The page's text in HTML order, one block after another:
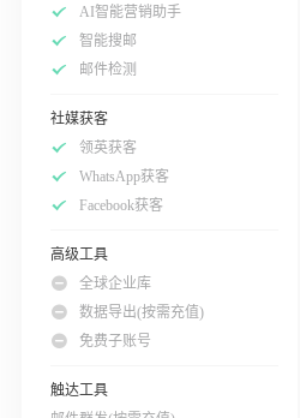
AI智能营销助手
智能搜邮
邮件检测
社媒获客
领英获客
WhatsApp获客
Facebook获客
高级工具
全球企业库
数据导出(按需充值)
免费子账号
触达工具